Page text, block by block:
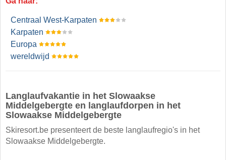
Centraal West-Karpaten
Karpaten
Europa
wereldwijd
Langlaufvakantie in het Slowaakse
Middelgebergte en langlaufdorpen in het
Slowaakse Middelgebergte
Skiresort.be presenteert de beste langlaufregio's in het
Slowaakse Middelgebergte.